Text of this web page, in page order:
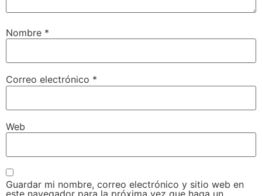
Nombre *
Correo electrónico *
Web
Guardar mi nombre, correo electrónico y sitio web en
este navegador para la próxima vez que haga un